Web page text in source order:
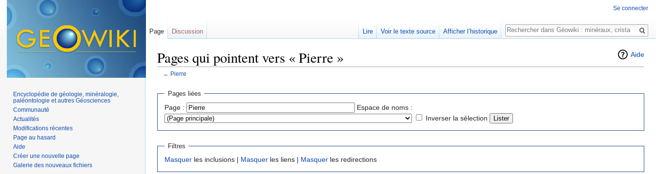
Aide
Pages qui pointent vers « Pierre »
← Pierre
Pages liées
Page :
Espace de noms :
Inverser la sélection
Filtres
Masquer les inclusions | Masquer les liens | Masquer les redirections
Se connecter
Page Discussion Lire Voir le texte source Afficher l’historique
Rechercher
Encyclopédie de géologie, minéralogie,
paléontologie et autres Géosciences
Communauté
Actualités
Modifications récentes
Page au hasard
Aide
Créer une nouvelle page
Galerie des nouveaux fichiers